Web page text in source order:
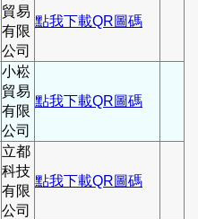
貿易
有限
公司
點我下載QR圖碼
小崧
貿易
有限
公司
點我下載QR圖碼
立都
科技
有限
公司
點我下載QR圖碼